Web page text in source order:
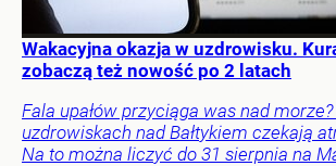
Wakacyjna okazja w uzdrowisku.
zobaczą też nowość po 2 latach
Fala upałów przyciąga was nad
uzdrowiskach nad Bałtykiem czekają
Na to można liczyć do 31 sierpnia na